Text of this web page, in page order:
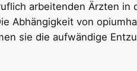
arbeitenden Ärzten
Abhängigkeit von
sie die aufwändige